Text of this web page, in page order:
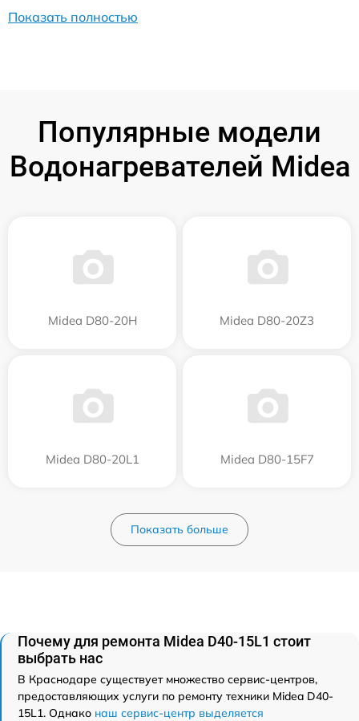
Показать полностью
Популярные модели
Водонагревателей Midea
Midea D80-20Н Midea D80-20Z3
Midea D80-20L1 Midea D80-15F7
Показать больше
Почему для ремонта Midea D40-15L1 стоит
выбрать нас
В Краснодаре существует множество сервис-центров,
предоставляющих услуги по ремонту техники Midea D40-
15L1. Однако наш сервис-центр выделяется